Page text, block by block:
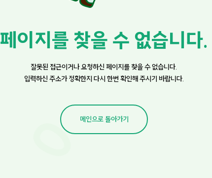
페이지를 찾을 수 없습니다.
잘못된 접근이거나 요청하신 페이지를 찾을 수 없습니다.
입력하신 주소가 정확한지다시 한번 확인해 주시기 바랍니다.
메인으로 돌아가기